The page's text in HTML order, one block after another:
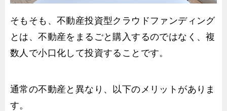
そもそも、不動産投資型クラウドファンディング
とは、不動産をまるごと購入するのではなく、複
数人で小口化して投資することです。
通常の不動産と異なり、以下のメリットがありま
す。